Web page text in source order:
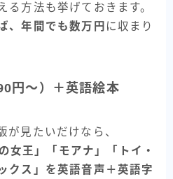
る方法も挙げておきます。
、年間でも数万円 に収まり
円〜）＋英語絵本
が見たいだけなら、
女王」「モアナ」「トイ・
クス」を英語音声＋英語字